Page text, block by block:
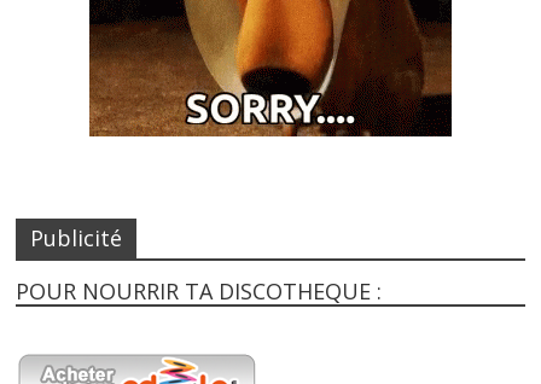
Publicité
POUR NOURRIR TA DISCOTHEQUE :